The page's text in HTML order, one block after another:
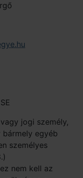
jogi személy,
egyéb
személyes
nem kell az